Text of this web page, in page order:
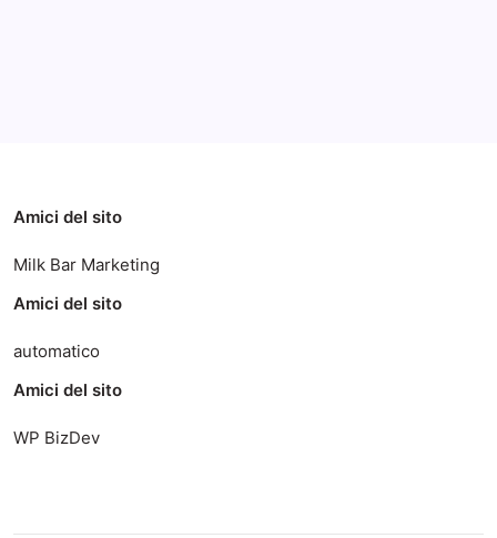
Amici del sito
Milk Bar Marketing
Amici del sito
automatico
Amici del sito
WP BizDev